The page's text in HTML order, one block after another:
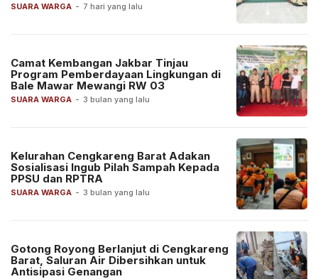
SUARA WARGA - 7 hari yang lalu
SUARA WARGA - 3 bulan yang lalu
Camat Kembangan Jakbar Tinjau
Program Pemberdayaan Lingkungan di
Bale Mawar Mewangi RW 03
SUARA WARGA - 3 bulan yang lalu
Kelurahan Cengkareng Barat Adakan
Sosialisasi Ingub Pilah Sampah Kepada
PPSU dan RPTRA
Gotong Royong Berlanjut di Cengkareng
Barat, Saluran Air Dibersihkan untuk
Antisipasi Genangan